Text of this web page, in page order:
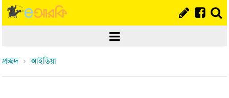
প্রচ্ছদ আইডিয়া